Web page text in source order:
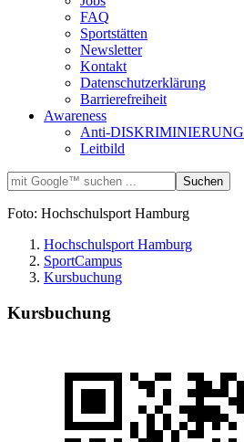
FAQ
Sportstätten
Newsletter
Kontakt
Datenschutzerklärung
Barrierefreiheit
Awareness
Anti-DISKRIMINIERUNG
Leitbild
Foto: Hochschulsport Hamburg
Hochschulsport Hamburg
SportCampus
Kursbuchung
Kursbuchung